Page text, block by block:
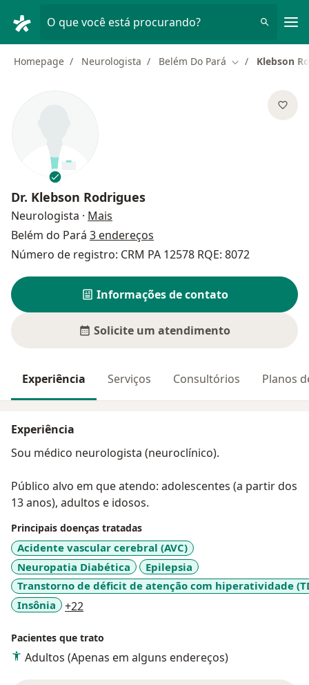
O que você está procurando?
Homepage Neurologista Belém Do Pará Mudar de cidade
Klebson
Dr. Klebson Rodrigues
Neurologista · Mais
Belém do Pará 3 endereços
Número de registro: CRM PA 12578 RQE: 8072
Informações de contato
Solicite um atendimento
Experiência Serviços Consultórios Planos
Experiência
Sou médico neurologista (neuroclínico).
Público alvo em que atendo: adolescentes (a partir dos
13 anos), adultos e idosos.
Principais doenças tratadas
Acidente vascular cerebral (AVC)
Neuropatia Diabética
Epilepsia
Transtorno de déficit de atenção com hiperatividade
Insônia
+22
Pacientes que trato
Adultos (Apenas em alguns endereços)